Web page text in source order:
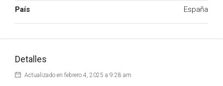
País España
Detalles
Actualizado en febrero 4, 2025 a 9:28 am